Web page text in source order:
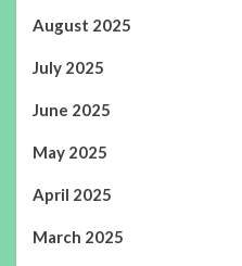
August 2025
July 2025
June 2025
May 2025
April 2025
March 2025